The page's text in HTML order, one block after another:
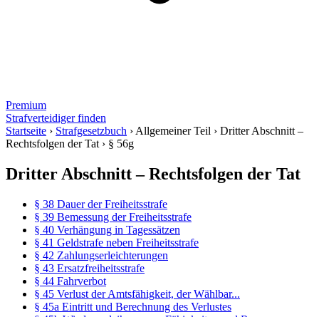
Premium
Strafverteidiger finden
Startseite › Strafgesetzbuch › Allgemeiner Teil › Dritter Abschnitt –
Rechtsfolgen der Tat › § 56g
Dritter Abschnitt – Rechtsfolgen der Tat
§ 38 Dauer der Freiheitsstrafe
§ 39 Bemessung der Freiheitsstrafe
§ 40 Verhängung in Tagessätzen
§ 41 Geldstrafe neben Freiheitsstrafe
§ 42 Zahlungserleichterungen
§ 43 Ersatzfreiheitsstrafe
§ 44 Fahrverbot
§ 45 Verlust der Amtsfähigkeit, der Wählbar...
§ 45a Eintritt und Berechnung des Verlustes